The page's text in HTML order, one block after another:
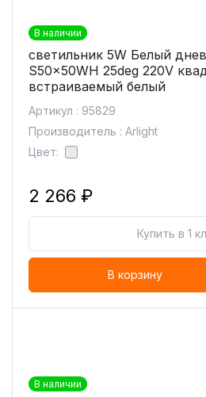
В наличии
светильник 5W Белый
S50x50WH 25deg 220V
встраиваемый белый
Артикул : 95829
Производитель : Arlight
Цвет:
2 266 ₽
Купить в 1
В корзину
В наличии